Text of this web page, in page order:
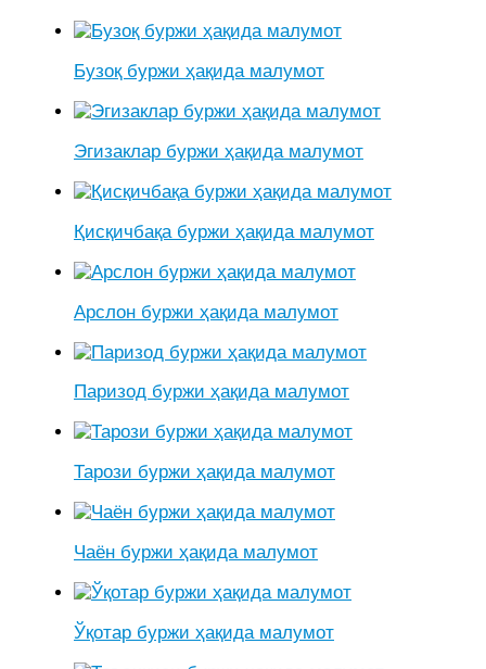
Бузоқ буржи ҳақида малумот
Эгизаклар буржи ҳақида малумот
Қисқичбақа буржи ҳақида малумот
Арслон буржи ҳақида малумот
Паризод буржи ҳақида малумот
Тарози буржи ҳақида малумот
Чаён буржи ҳақида малумот
Ўқотар буржи ҳақида малумот